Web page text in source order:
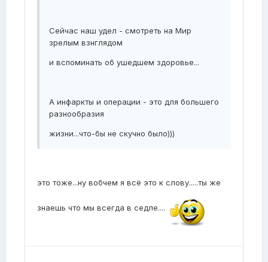
Сейчас наш удел - смотреть на Мир
зрелым взнглядом
и вспоминать об ушедшем здоровье...
А инфаркты и операции - это для большего
разнообразия
жизни...что-бы не скучно было)))
это тоже...ну вобчем я всё это к слову.....ты же
знаешь что мы всегда в седле....